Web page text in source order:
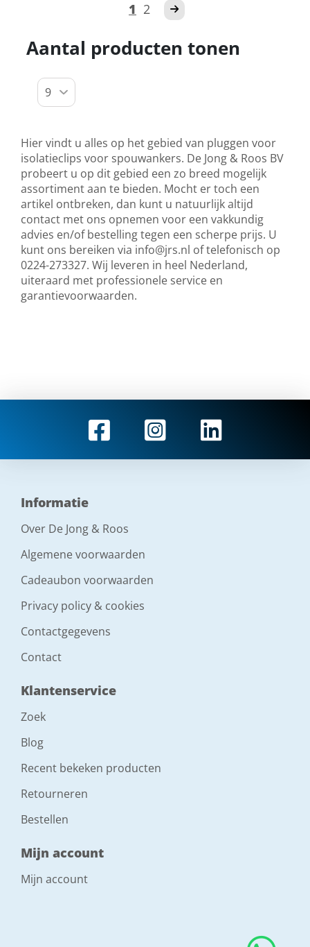
1 2
Aantal producten tonen
Hier vindt u alles op het gebied van pluggen voor
isolatieclips voor spouwankers. De Jong & Roos BV
probeert u op dit gebied een zo breed mogelijk
assortiment aan te bieden. Mocht er toch een
artikel ontbreken, dan kunt u natuurlijk altijd
contact met ons opnemen voor een vakkundig
advies en/of bestelling tegen een scherpe prijs. U
kunt ons bereiken via info@jrs.nl of telefonisch op
0224-273327. Wij leveren in heel Nederland,
uiteraard met professionele service en
garantievoorwaarden.
Informatie
Over De Jong & Roos
Algemene voorwaarden
Cadeaubon voorwaarden
Privacy policy & cookies
Contactgegevens
Contact
Klantenservice
Zoek
Blog
Recent bekeken producten
Retourneren
Bestellen
Mijn account
Mijn account